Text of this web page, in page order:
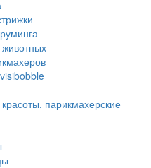
парикмахерские